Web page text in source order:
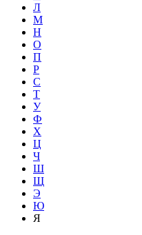
Л
М
Н
О
П
Р
С
Т
У
Ф
Х
Ц
Ч
Ш
Щ
Э
Ю
Я